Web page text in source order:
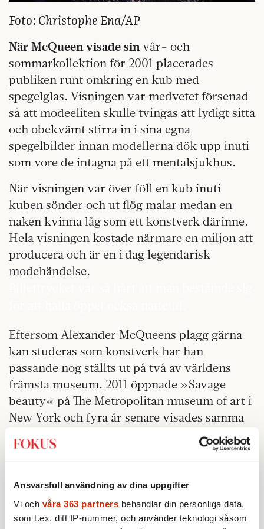
Ansvarsfull användning av dina uppgifter
Vi och våra 363 partners behandlar din personliga data,
som t.ex. ditt IP-nummer, och använder teknologi såsom
Foto: Christophe Ena/AP
När McQueen visade sinvår- och
sommarkollektion för 2001 placerades
publiken runt omkring en kub med
spegelglas. Visningen var medvetet försenad
så att modeeliten skulle tvingas att lydigt sitta
och obekvämt stirra in i sina egna
spegelbilder innan modellerna dök upp inuti
som vore de intagna på ett mentalsjukhus.
När visningen var över föll en kub inuti
kuben sönder och ut flög malar medan en
naken kvinna låg som ett konstverk därinne.
Hela visningen kostade närmare en miljon att
producera och är en i dag legendarisk
modehändelse.
Eftersom Alexander McQueens plagg gärna
kan studeras som konstverk har han
passande nog ställts ut på två av världens
främsta museum. 2011 öppnade »Savage
beauty« på The Metropolitan museum of art i
New York och fyra år senare visades samma
utställning på Victoria & Albert museum i
London. Nästan en halv miljon människor
innebär att det är den populäraste utställning
som museet haft. Biljettrycket var så hårt att
man bestämde sig för att hålla öppet också